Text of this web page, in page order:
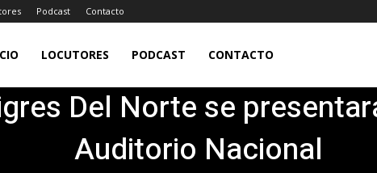
Podcast Contacto
LOCUTORES PODCAST CONTACTO
Del Norte se
Auditorio Nacional